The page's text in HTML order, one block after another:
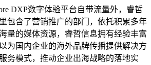
DXP数字体验平台自带流量外，睿哲
包含了营销推广的部门，依托积累多年
量的媒体资源，睿哲信息拥有经验丰富
为国内企业的海外品牌传播提供解决方
务模式，推动企业出海战略的落地实